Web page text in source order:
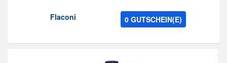
Flaconi 0 GUTSCHEIN(E)